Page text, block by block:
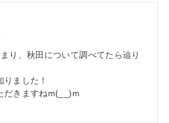
り、秋田について調べてたら辿り
ました！
だきますねm(__)m